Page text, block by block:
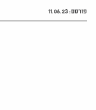
פורסם:11.06.23